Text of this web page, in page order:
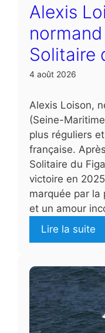
Alexis
Solitaire
4 août 2026
Alexis Loison,
(Seine-
plus réguliers
française.
Solitaire du
victoire en
marquée par la
et un amour
Lire la suite